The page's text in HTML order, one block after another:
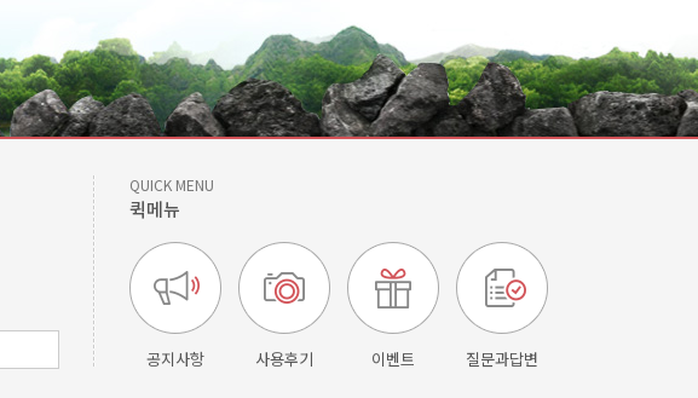
QUICK MENU
퀵메뉴
공지사항 사용후기 이벤트 질문과답변